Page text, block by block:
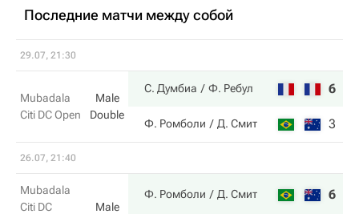
Последние матчи между собой
29.07, 21:30
Mubadala
Citi DC Open
Male
Double
С. Думбиа Ф. Ребул 6
Ф. Ромболи Д. Смит 3
26.07, 21:40
Mubadala
Citi DC
Male
Ф. Ромболи Д. Смит 6